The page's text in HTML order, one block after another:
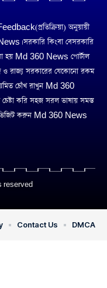
অনুয়ায়ী
সরকারি কিংবা বেসরকারি
হয় Md 360 News পোর্টাল
ও রাজ্য সরকারের যেকোনো রকম
চোঁখ রাখুন Md 360
করি সহজ সরল ভাষায় সমস্ত
ভিজিট করুন Md 360 News
reserved
Contact Us DMCA